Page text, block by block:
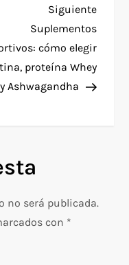
Siguiente
Suplementos
cómo elegir
proteína Whey
y Ashwagandha
no será publicada.
con *